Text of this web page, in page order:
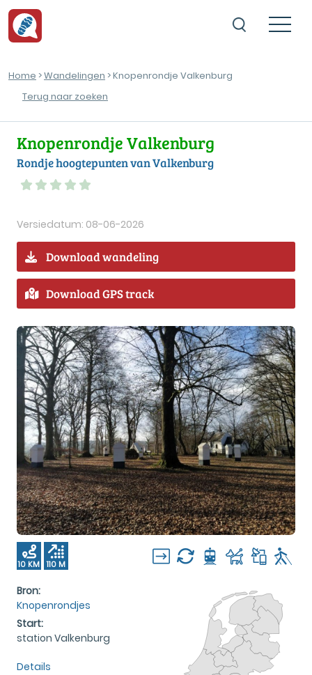
Home >Wandelingen > Knopenrondje Valkenburg
Terug naar zoeken
Knopenrondje Valkenburg
Rondje hoogtepunten van Valkenburg
Versiedatum: 08-06-2026
Download wandeling
Download GPS track
10 KM 110 M
Bron:
Knopenrondjes
Start:
station Valkenburg
Details